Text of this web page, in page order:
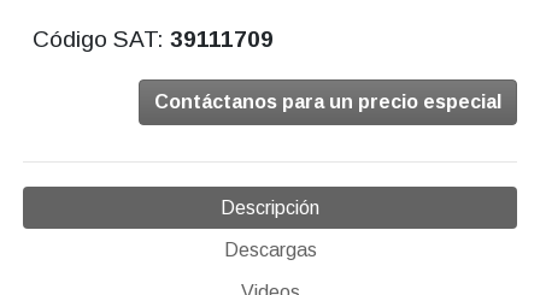
Código SAT:39111709
Contáctanos para un precio especial
Descripción
Descargas